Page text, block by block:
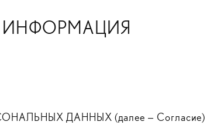
ИНФОРМАЦИЯ
ДАННЫХ (далее — Согласие)